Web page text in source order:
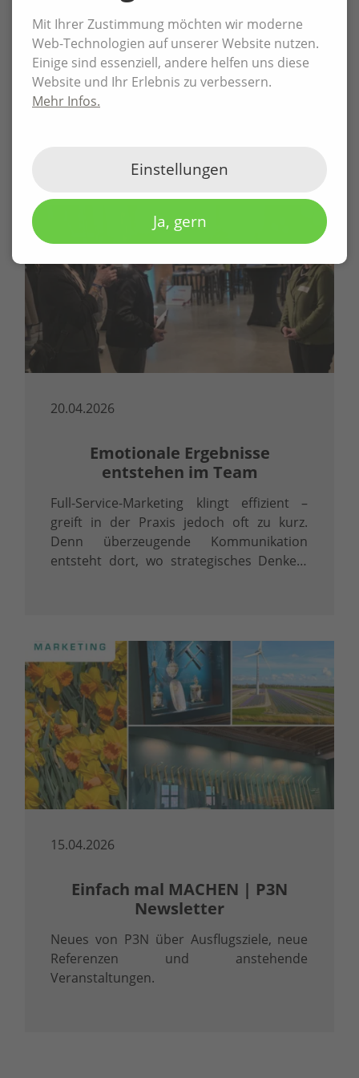
Mit LinkedIn zum B2B-Glück -
Kundenerfolgserlebnis
Um als Erzgebirger mal neue Social-Media-
Wege zu gehen musste Jan Kammerl von
der Wirtschaftsförderung Erzgebirge
20.04.2026
Emotionale Ergebnisse
entstehen im Team
Full-Service-Marketing klingt effizient –
greift in der Praxis jedoch oft zu kurz.
Denn überzeugende Kommunikation
entsteht dort, wo strategisches Denken,
15.04.2026
Einfach mal MACHEN | P3N
Newsletter
Neues von P3N über Ausflugsziele, neue
Referenzen und anstehende
Veranstaltungen.
Mit Ihrer Zustimmung möchten wir moderne
Web-Technologien auf unserer Website nutzen.
Einige sind essenziell, andere helfen uns diese
Website und Ihr Erlebnis zu verbessern.
Mehr Infos.
Einstellungen
Ja, gern